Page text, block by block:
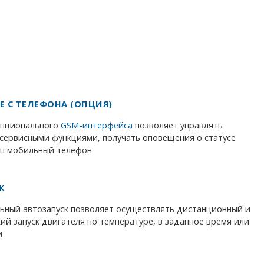
С ТЕЛЕФОНА (ОПЦИЯ)
GSM-интерфейса позволяет управлять
функциями, получать оповещения о статусе
мобильный телефон
автозапуск позволяет осуществлять дистанционный и
запуск двигателя по температуре, в заданное время или